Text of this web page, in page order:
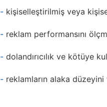
- kişiselleştirilmiş veya
- reklam performansını
- dolandırıcılık ve kötüye
- reklamların alaka